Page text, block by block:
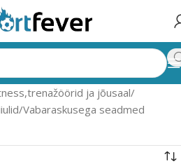
ja jõusaal
Vabaraskusega seadmed